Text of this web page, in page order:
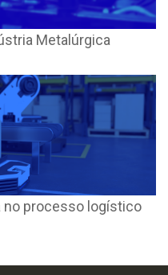
Metalúrgica
no processo logístico